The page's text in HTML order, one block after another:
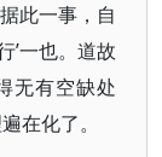
此一事，自
’一也。道故
无有空缺处
在化了。